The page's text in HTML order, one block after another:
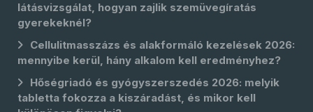
látásvizsgálat, hogyan zajlik szemüvegíratás
gyerekeknél?
Cellulitmasszázs és alakformáló kezelések 2026:
mennyibe kerül, hány alkalom kell eredményhez?
Hőségriadó és gyógyszerszedés 2026: melyik
tabletta fokozza a kiszáradást, és mikor kell